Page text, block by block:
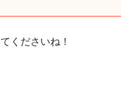
くださいね！